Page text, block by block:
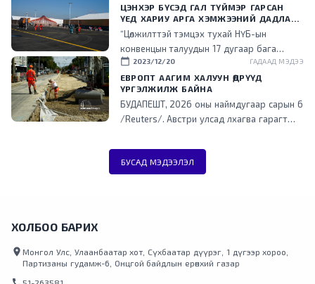
төрийн ачаалал буурч, эдийн засгийн үр
ашигтай ажиллаж эхэлсэн гэдгийг энэ
үеэр танилцууллаа.
ЦЭНХЭР БҮСЭД ГАЛ ТҮЙМЭР ГАРСАН
ҮЕД ХАРИУ АРГА ХЭМЖЭЭНИЙ ДАДЛАГА
СУРГУУЛИЙГ ЗОХИОН БАЙГУУЛЛАА
“Цөлжилттэй тэмцэх тухай НҮБ-ын
конвенцын талуудын 17 дугаар бага
хурал (COP17) зохион байгуулах цэнхэр
бүсэд гал түймэр гарсан үед хариу арга
хэмжээ зохион байгуулах дадлага,
сургуулийг зохион байгууллаа.
calendar_today 2023/12/20 ГАДААД МЭДЭЭ
ЕВРОПТ ААГИМ ХАЛУУН ӨДРҮҮД
ҮРГЭЛЖИЛЖ БАЙНА
БУДАПЕШТ, 2026 оны наймдугаар сарын 6
/Reuters/. Австри улсад лхагва гарагт
халжээ. Түүнчлэн аагим халуун, ган
гачгийн улмаас төв болон өмнөд Европт
ихээхэн хүндрэл үүсэж, Унгар улсад
улсууд түймрийн гамшигт өртөөд байна.
Аагим халуун агаарын урсгал зүүн зүгт
БУСАД МЭДЭЭЛЭЛ
ХОЛБОО БАРИХ
location_on Монгол Улс, Улаанбаатар хот, Сүхбаатар дүүрэг, 1 дүгээр хороо,
Партизаны гудамж-6, Онцгой байдлын ерөнхий газар